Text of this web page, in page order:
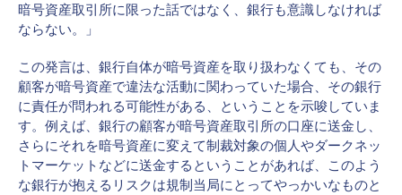
暗号資産取引所に限った話ではなく、銀行も意識しなければ
ならない。」
この発言は、銀行自体が暗号資産を取り扱わなくても、その
顧客が暗号資産で違法な活動に関わっていた場合、その銀行
に責任が問われる可能性がある、ということを示唆していま
す。例えば、銀行の顧客が暗号資産取引所の口座に送金し、
さらにそれを暗号資産に変えて制裁対象の個人やダークネッ
トマーケットなどに送金するということがあれば、このよう
な銀行が抱えるリスクは規制当局にとってやっかいなものと